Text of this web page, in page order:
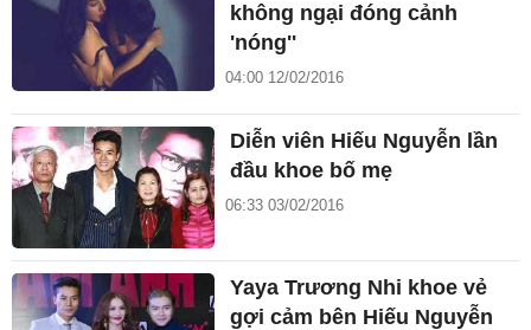
không ngại đóng cảnh
'nóng''
04:00 12/02/2016
Diễn viên Hiếu Nguyễn lần
đầu khoe bố mẹ
06:33 03/02/2016
Yaya Trương Nhi khoe vẻ
gợi cảm bên Hiếu Nguyễn